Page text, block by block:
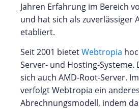
Jahren Erfahrung im Bereich
und hat sich als zuverlässiger
etabliert.
Seit 2001 bietetWebtropia
Server- und Hosting-
sich auch AMD-Root-Server.
verfolgt Webtropia ein anderes
Abrechnungsmodell, indem